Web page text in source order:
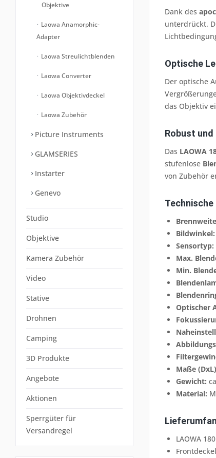
Objektive
Laowa Anamorphic-
Adapter
Laowa Streulichtblenden
Laowa Converter
Laowa Objektivdeckel
Laowa Zubehör
Picture Instruments
GLAMSERIES
Instarter
Genevo
Studio
Objektive
Kamera Zubehör
Video
Stative
Drohnen
Camping
3D Produkte
Angebote
Aktionen
Sperrgüter für
Versandregel
Dank des
unterdrückt.
Optische
Der optische
das Objektiv
Robust
Das LAOWA
stufenlose
von Zubehör
Technische
Bildwinkel:
Sensortyp:
Max.
Min.
Optischer
Maße
Gewicht:
Material:
LAOWA
Frontdeckel